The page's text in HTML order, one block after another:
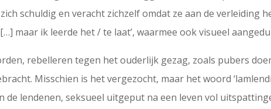
schuldig en veracht zichzelf omdat ze aan de verleiding
maar ik leerde het / te laat’, waarmee ook visueel
rebelleren tegen het ouderlijk gezag, zoals pubers
Misschien is het vergezocht, maar het woord
de lendenen, seksueel uitgeput na een leven vol